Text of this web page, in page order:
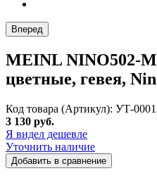
Вперед
MEINL NINO502-
цветные, гевея,
Код товара (Артикул): УТ-
3 130 руб.
Я видел дешевле
Уточнить наличие
Добавить в сравнение